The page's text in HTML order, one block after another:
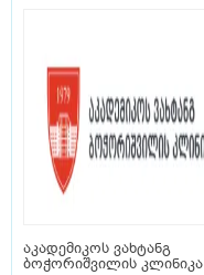
აკადემიკოს ვახტანგ
ბოჭორიშვილის კლინიკა